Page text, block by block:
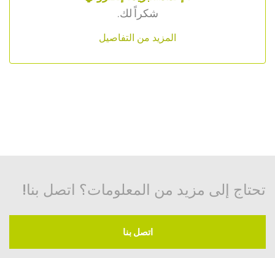
شكراً لك.
المزيد من التفاصيل
تحتاج إلى مزيد من المعلومات؟ اتصل بنا!
اتصل بنا